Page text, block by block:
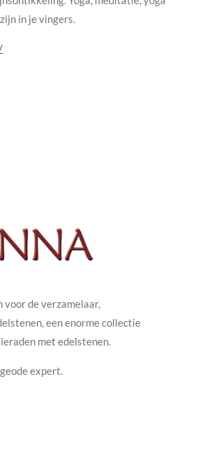
in je vingers.
voor de verzamelaar,
een enorme collectie
met edelstenen.
expert.